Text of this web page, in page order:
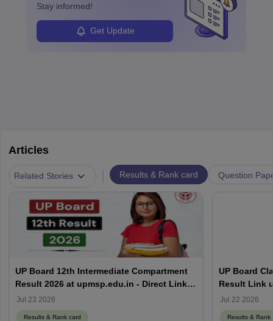
Stay informed!
Get Update
Articles
Related Stories Results & Rank card Question
UP Board 12th Intermediate Compartment
Result 2026 at upmsp.edu.in - Direct Link
Here
Jul 23 2026
Results & Rank card
UP Board
Result Link
Jul 22 2026
Results & Rank